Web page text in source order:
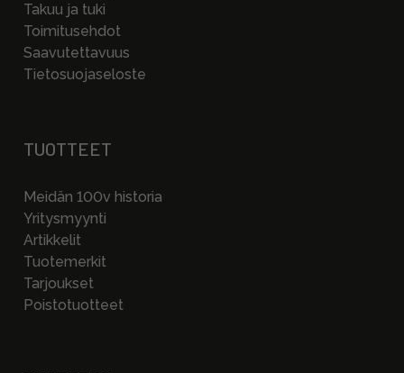
Takuu ja tuki
Toimitusehdot
Saavutettavuus
Tietosuojaseloste
TUOTTEET
Meidän 100v historia
Yritysmyynti
Artikkelit
Tuotemerkit
Tarjoukset
Poistotuotteet